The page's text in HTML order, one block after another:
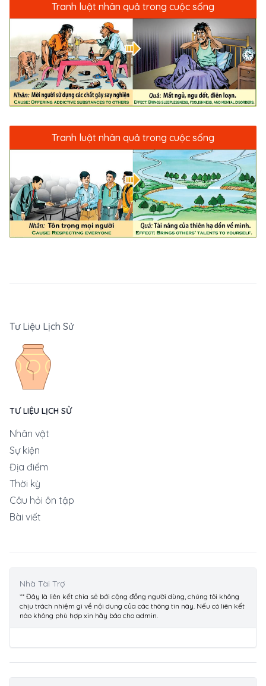
Tranh luật nhân quả trong cuộc sống
Tranh luật nhân quả trong cuộc sống
Tư Liệu Lịch Sử
TƯ LIỆU LỊCH SỬ
Nhân vật
Sự kiện
Địa điểm
Thời kỳ
Câu hỏi ôn tập
Bài viết
Nhà Tài Trợ
** Đây là liên kết chia sẻ bới cộng đồng người dùng, chúng tôi không
chịu trách nhiệm gì về nội dung của các thông tin này. Nếu có liên kết
nào không phù hợp xin hãy báo cho admin.